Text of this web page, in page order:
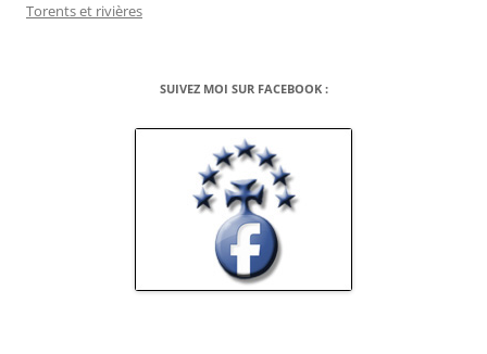
Torents et rivières
SUIVEZ MOI SUR FACEBOOK :